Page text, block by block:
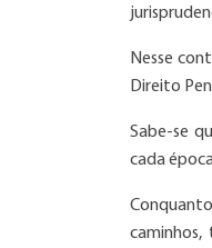
Nesse
Direito
Sabe-se
cada